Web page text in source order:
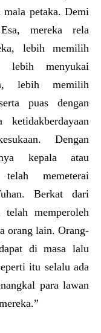
mala petaka. Demi
mereka rela
lebih memilih
lebih menyukai
lebih memilih
puas dengan
ketidakberdayaan
Dengan
kepala atau
memeterai
Berkat dari
memperoleh
orang lain. Orang-
di masa lalu
itu selalu ada
para lawan